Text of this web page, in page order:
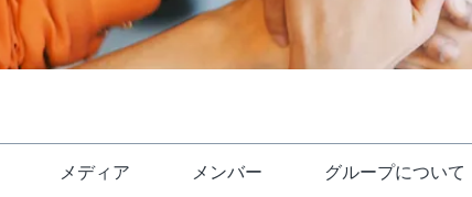
メディア メンバー グループについて